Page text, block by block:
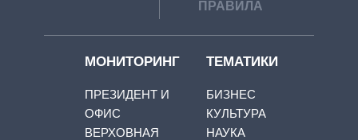
ПРАВИЛА
МОНИТОРИНГ
ПРЕЗИДЕНТ И
ОФИС
ВЕРХОВНАЯ
ТЕМАТИКИ
БИЗНЕС
КУЛЬТУРА
НАУКА